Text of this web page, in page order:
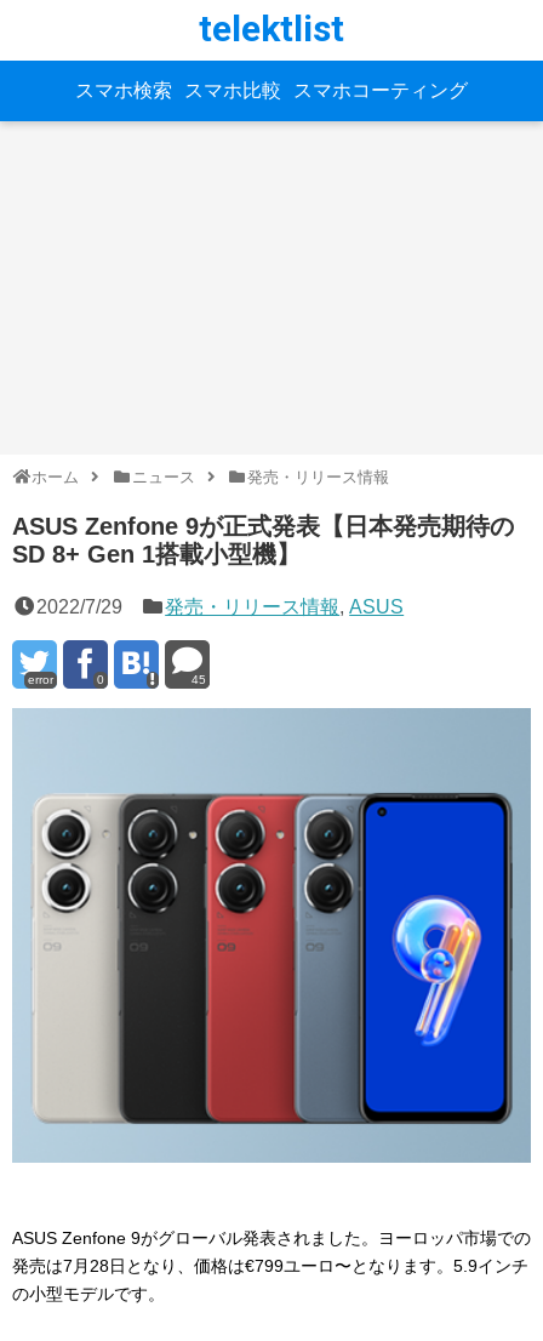
telektlist
スマホ検索 スマホ比較 スマホコーティング
ホーム ニュース 発売・リリース情報
ASUS Zenfone 9が正式発表【日本発売期待の
SD 8+ Gen 1搭載小型機】
2022/7/29 発売・リリース情報,ASUS
error 0 45
ASUS Zenfone 9がグローバル発表されました。ヨーロッパ市場での
発売は7月28日となり、価格は€799ユーロ〜となります。5.9インチ
の小型モデルです。